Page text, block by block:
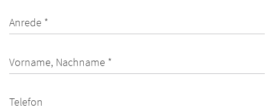
Anrede *
Vorname, Nachname *
Telefon